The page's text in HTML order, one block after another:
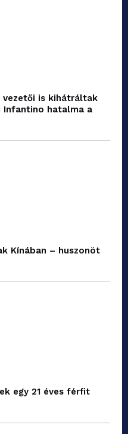
vezetői is kihátráltak
Infantino hatalma a
Kínában – huszonöt
egy 21 éves férfit